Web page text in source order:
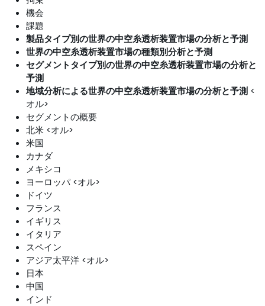
機会
課題
製品タイプ別の世界の中空糸透析装置市場の分析と予測
世界の中空糸透析装置市場の種類別分析と予測
セグメントタイプ別の世界の中空糸透析装置市場の分析と
予測
地域分析による世界の中空糸透析装置市場の分析と予測 <
オル>
セグメントの概要
北米 <オル>
米国
カナダ
メキシコ
ヨーロッパ <オル>
ドイツ
フランス
イギリス
イタリア
スペイン
アジア太平洋 <オル>
日本
中国
インド